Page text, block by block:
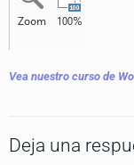
Vea nuestro curso de
Deja una